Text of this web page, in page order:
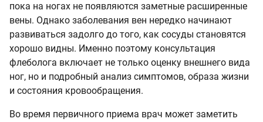
пока на ногах не появляются заметные расширенные
вены. Однако заболевания вен нередко начинают
развиваться задолго до того, как сосуды становятся
хорошо видны. Именно поэтому консультация
флеболога включает не только оценку внешнего вида
ног, но и подробный анализ симптомов, образа жизни
и состояния кровообращения.
Во время первичного приема врач может заметить